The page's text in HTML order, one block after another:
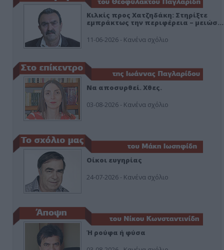
Κιλκίς προς Χατζηδάκη: Στηρίξτε
εμπράκτως την περιφέρεια – μειώσ…
11-06-2026 - Κανένα σχόλιο
Να αποσυρθεί. Χθες.
03-08-2026 - Κανένα σχόλιο
Οίκοι ευγηρίας
24-07-2026 - Κανένα σχόλιο
Ή ρούφα ή φύσα